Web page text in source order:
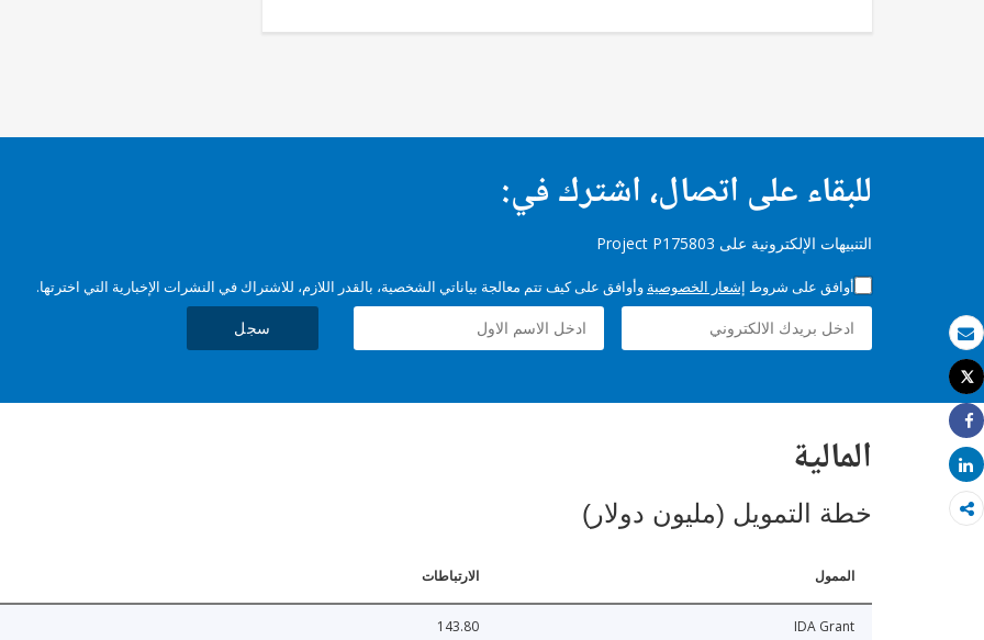
بريد الكتروني
طباعة
Tweet
Share
Share
للبقاء على اتصال، اشترك في:
التنبيهات الإلكترونية على Project P175803
أوافق على شروط إشعار الخصوصية وأوافق على كيف تتم معالجة بياناتي الشخصية، بالقدر اللازم، للاشتراك في النشرات الإخبارية التي اخترتها.
سجل
المالية
خطة التمويل (مليون دولار)
الممول الارتباطات
IDA Grant
143.80